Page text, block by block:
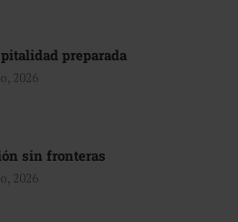
preparada
2026
sin fronteras
2026